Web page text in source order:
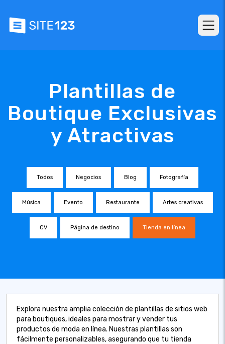
Plantillas de
Boutique Exclusivas
y Atractivas
Todos Negocios Blog Fotografía
Música Evento Restaurante Artes creativas
CV Página de destino Tienda en línea
Explora nuestra amplia colección de plantillas de sitios web
para boutiques, ideales para mostrar y vender tus
productos de moda en línea. Nuestras plantillas son
fácilmente personalizables, asegurando que tu tienda